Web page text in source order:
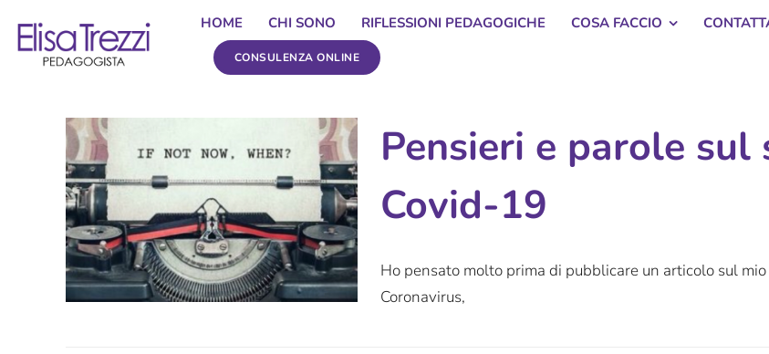
contenuto
HOME CHI SONO RIFLESSIONI PEDAGOGICHE COSA FACCIO
CONSULENZA ONLINE
Pensieri e parole
Covid-19
Ho pensato molto prima di pubblicare un articolo sul
Coronavirus,